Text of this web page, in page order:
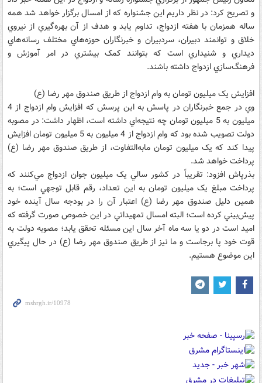
و تصريح کرد: در نظر داريم اين جشنواره که از امسال برگزار خواهد شد همه
ساله همزمان با هفته ازدواج، تداوم يابد و هدف از آن بهره‌گيري از نيروي
خلاق و توانمند دبيران، سردبيران و خبرنگاران حوزه‌هاي مختلف رسانه‌هاي
ديداري و شنيداري است که بتوانند کمک بيشتري در امر آموزش و
فرهنگ‌سازي ازدواج داشته باشند.
افزايش يک ميليون تومان به وام ازدواج از طريق صندوق مهر رضا (ع)
وي در جمع خبرنگاران در پاسش به اين پرسش که افزايش وام ازدواج از 4
ميليون به 5 ميليون تومان چه نتيجه‌اي داشته است، اظهار داشت: در مصوبه
دولت تصويب شده بود که وام ازدواج از 4 ميليون به 5 ميليون تومان افزايش
پيدا کند که يک ميليون تومان مابه‌التفاوت، از طريق صندوق مهر رضا (ع)
پرداخت خواهد شد.
بذرپاش افزود: تقريباً در کشور سالي يک ميليون جوان ازدواج مي‌کنند که
پرداخت مبلغ يک ميليون تومان به اين تعداد، رقم قابل توجهي است؛ به
همين دليل صندوق مهر رضا (ع) اعتبار آن را در بودجه سال آينده خود
پيش‌بيني کرده است؛ البته امسال تمهيداتي در اين خصوص صورت گرفته که
اميد است در دو يا سه ماه آخر سال اين مسئله تحقق يابد؛ مصوبه دولت به
قوت خود پا برجاست و ما نيز از طريق صندوق مهر رضا (ع) در حال پيگيري
اين موضوع هستيم.